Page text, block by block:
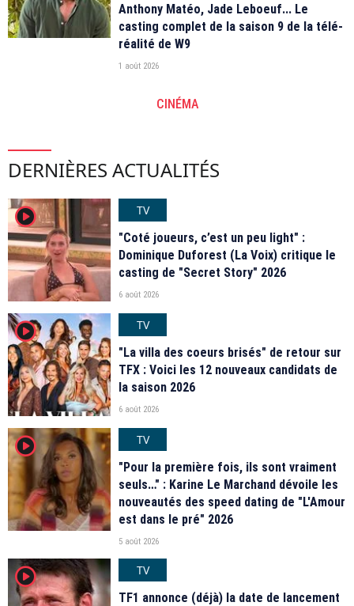
Anthony Matéo, Jade Leboeuf... Le
casting complet de la saison 9 de la télé-
réalité de W9
1 août 2026
CINÉMA
DERNIÈRES ACTUALITÉS
player2
TV
"Coté joueurs, c’est un peu light" :
Dominique Duforest (La Voix) critique le
casting de "Secret Story" 2026
6 août 2026
player2
TV
"La villa des coeurs brisés" de retour sur
TFX : Voici les 12 nouveaux candidats de
la saison 2026
6 août 2026
player2
TV
"Pour la première fois, ils sont vraiment
seuls…" : Karine Le Marchand dévoile les
nouveautés des speed dating de "L'Amour
est dans le pré" 2026
5 août 2026
player2
TV
TF1 annonce (déjà) la date de lancement